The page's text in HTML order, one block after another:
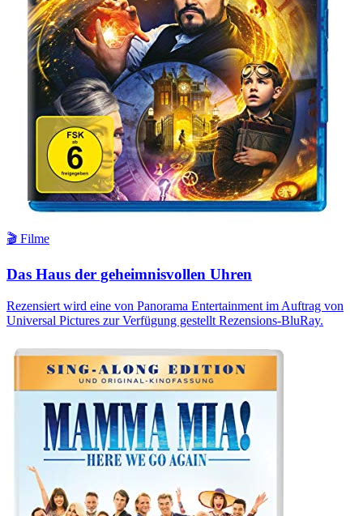
🎬 Filme
Das Haus der geheimnisvollen Uhren
Rezensiert wird eine von Panorama Entertainment im Auftrag von
Universal Pictures zur Verfügung gestellt Rezensions-BluRay.